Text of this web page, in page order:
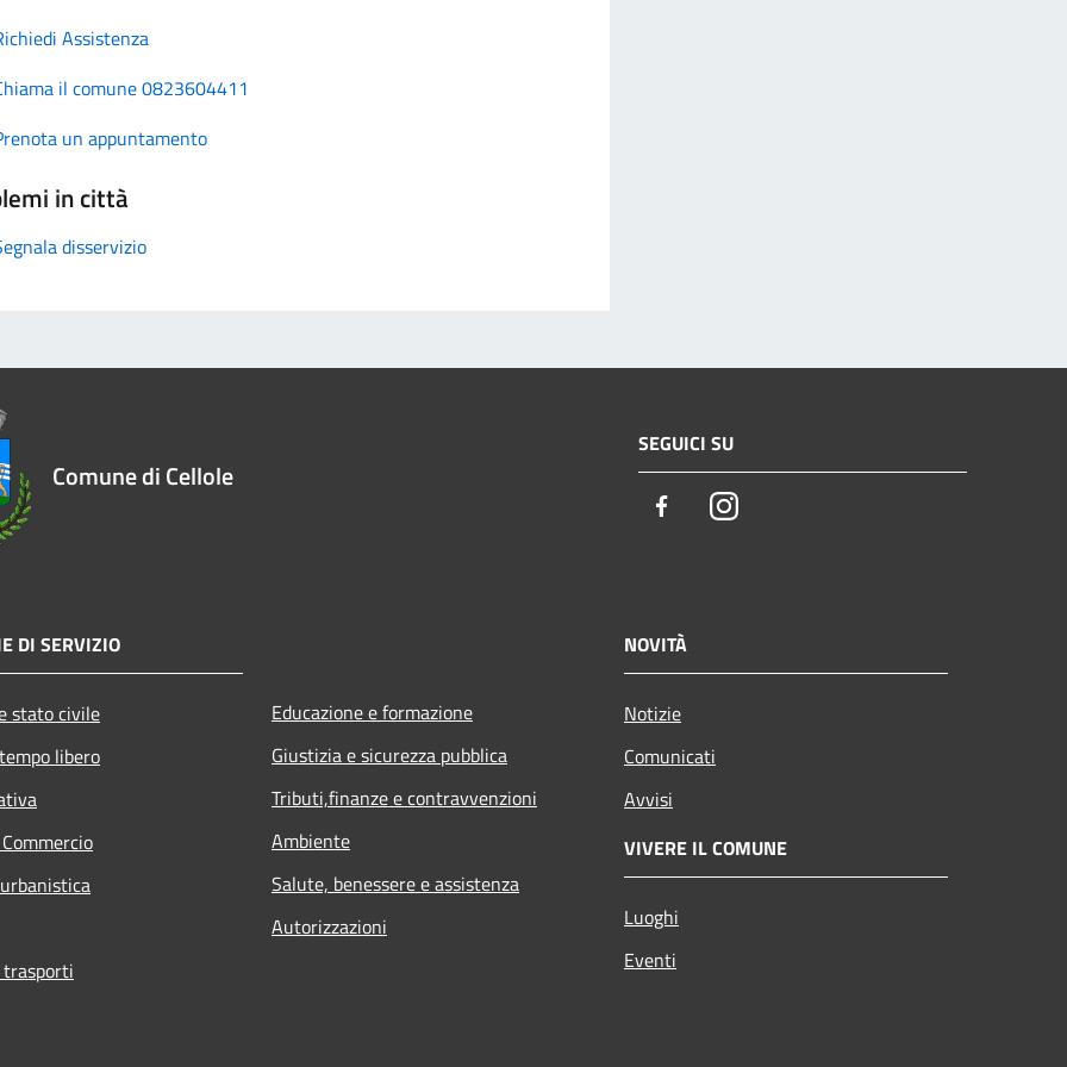
Assistenza
il comune 0823604411
un appuntamento
in città
disservizio
Comune di Cellole
SEGUICI SU
FacebookInstagram
DI SERVIZIO
stato civile
libero
Educazione e formazione
Giustizia e sicurezza pubblica
Tributi,finanze e contravvenzioni
Ambiente
Salute, benessere e assistenza
Autorizzazioni
NOVITÀ
Notizie
Comunicati
Avvisi
VIVERE IL COMUNE
Luoghi
Eventi